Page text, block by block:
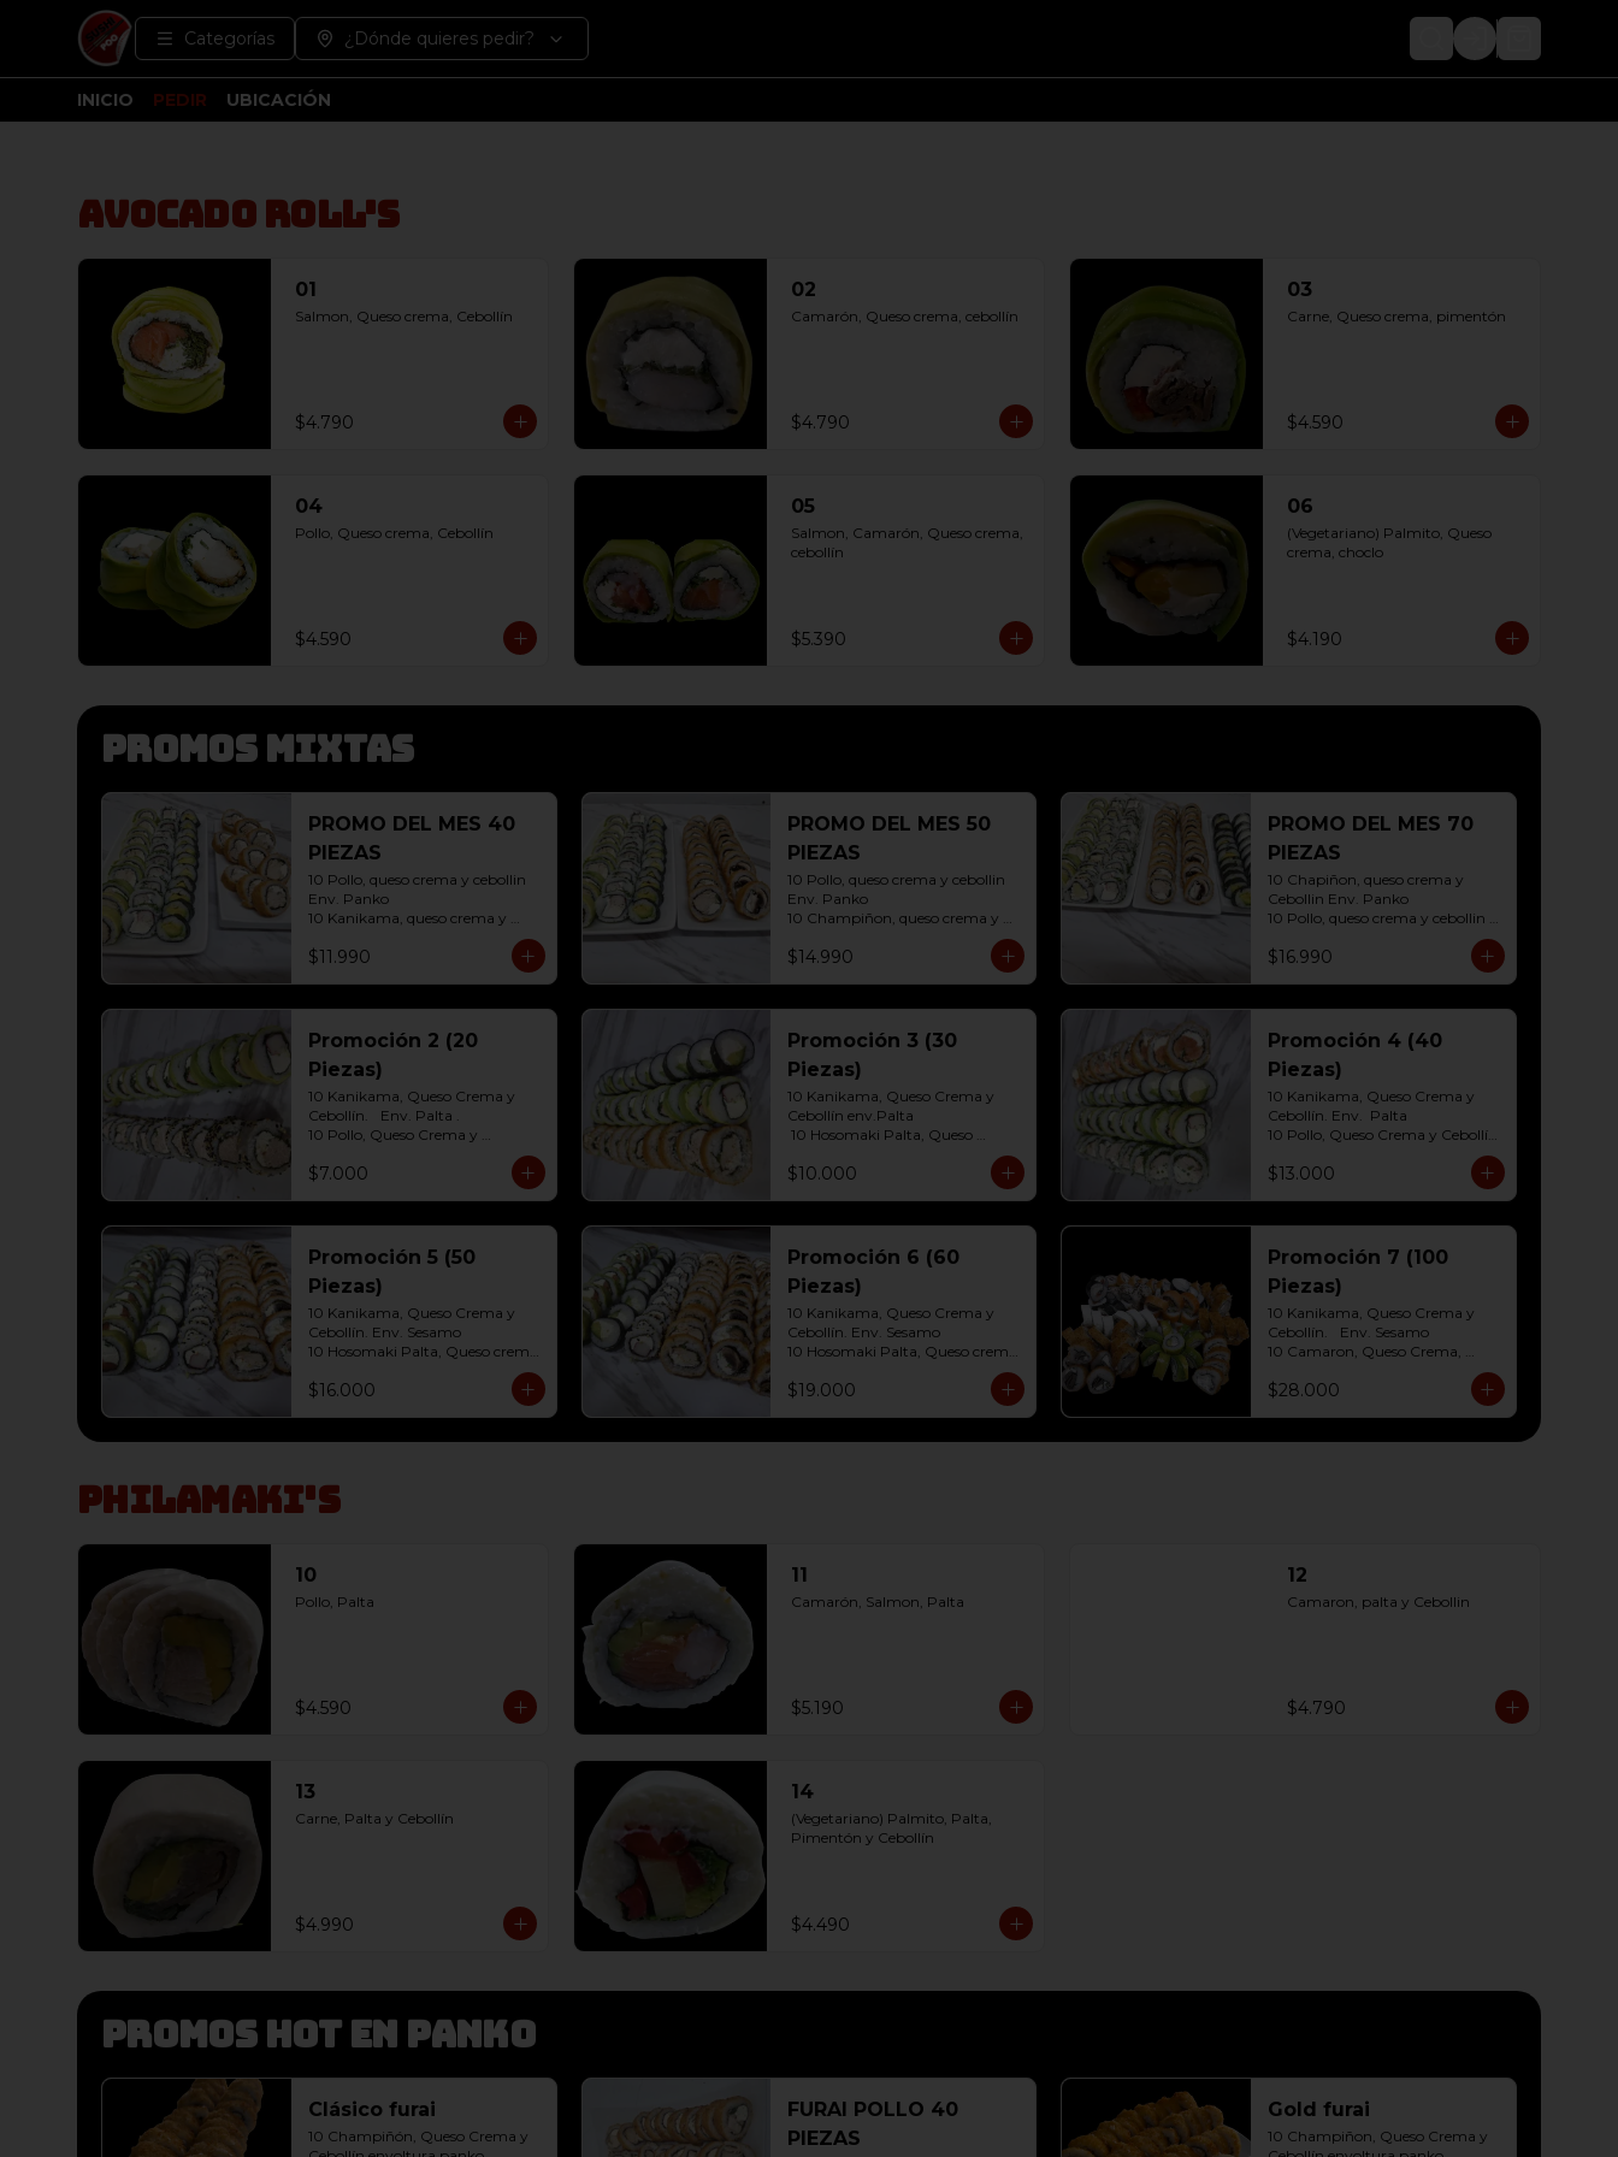
Categorías ¿Dónde quieres pedir? Login
INICIO PEDIR UBICACIÓN
Avocado Roll's
01
Salmon, Queso crema, Cebollín
$4.790
02
Camarón, Queso crema, cebollín
$4.790
03
Carne, Queso crema, pimentón
$4.590
04
Pollo, Queso crema, Cebollín
$4.590
05
Salmon, Camarón, Queso crema,
cebollín
$5.390
06
(Vegetariano) Palmito, Queso
crema, choclo
$4.190
Promos mixtas
PROMO DEL MES 40
PIEZAS
10 Pollo, queso crema y cebollin
Env. Panko
10 Kanikama, queso crema y
10 Pollo, queso crema y cebollin
$11.990
PROMO DEL MES 50
PIEZAS
10 Pollo, queso crema y cebollin
Env. Panko
10 Champiñon, queso crema y
10 Kanikama, queso crema y
Env. Palta
10 Hosomaki ( Palta)
$14.990
PROMO DEL MES 70
PIEZAS
10 Chapiñon, queso crema y
Cebollin Env. Panko
10 Pollo, queso crema y cebollin
10 Palmito, queso crema y palta
Palta Env. Cibulette
10 Pollo, queso crema y cebollin
Env. Palta
10 Hosomaki (Queso crema)
10 Hosomaki ( Palta)
$16.990
Promoción 2 (20
Piezas)
10 Kanikama, Queso Crema y
Cebollín.	Env. Palta .
10 Pollo, Queso Crema y
Cebollín.env eleccion Sesamo o
frito
$7.000
Promoción 3 (30
Piezas)
10 Kanikama, Queso Crema y
Cebollín env.Palta
10 Hosomaki Palta, Queso
10 Pollo, Queso Crema y Cebollin
$10.000
Promoción 4 (40
Piezas)
10 Kanikama, Queso Crema y
Cebollín. Env.  Palta
10 Pollo, Queso Crema y Cebollín
10 Hosomaki Palta, Queso crema
$13.000
Promoción 5 (50
Piezas)
10 Kanikama, Queso Crema y
Cebollín. Env. Sesamo
10 Hosomaki Palta, Queso crema
Cebollín Env.Palta
10 Pollo, Queso Crema y Cebollín
10 Champiñon,Queso Crema y
$16.000
Promoción 6 (60
Piezas)
10 Kanikama, Queso Crema y
Cebollín. Env. Sesamo
10 Hosomaki Palta, Queso crema
Cebollín Env. Palta
10 Pollo, Queso Crema y Cebollín
10 Champiñón, Queso Crema y
$19.000
Promoción 7 (100
Piezas)
10 Kanikama, Queso Crema y
Cebollín.	Env. Sesamo
10 Camaron, Queso Crema,
10 Champiñón y Palta Env.
Cebollín env. Cibullete
Env.Salmon Panko
10 Carne, Queso Crema y
Cebollín Env.Panko
$28.000
Philamaki's
10
Pollo, Palta
$4.590
11
Camarón, Salmon, Palta
$5.190
12
Camaron, palta y Cebollin
$4.790
13
Carne, Palta y Cebollín
$4.990
14
(Vegetariano) Palmito, Palta,
Pimentón y Cebollín
$4.490
Promos hot en panko
Clásico furai
10 Champiñón, Queso Crema y
FURAI POLLO 40
PIEZAS
Gold furai
10 Champiñon, Queso Crema y